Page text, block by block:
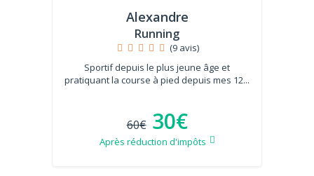
Alexandre
Running
(9 avis)
Sportif depuis le plus jeune âge et
pratiquant la course à pied depuis mes 12...
60€ 30€
Après réduction d'impôts